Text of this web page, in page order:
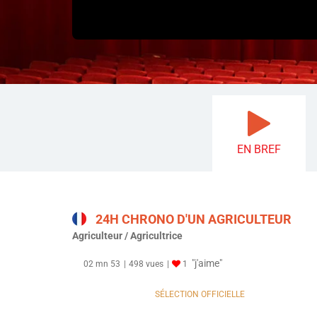
EN BREF
24H CHRONO D'UN AGRICULTEUR
Agriculteur / Agricultrice
02 mn 53 498 vues 1 "j'aime"
SÉLECTION OFFICIELLE